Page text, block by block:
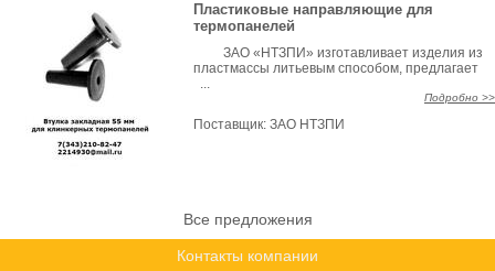
Пластиковые направляющие для
термопанелей
ЗАО «НТЗПИ» изготавливает изделия из
пластмассы литьевым способом, предлагает
...
Подробно >>
Поставщик: ЗАО НТЗПИ
Все предложения
Контакты компании